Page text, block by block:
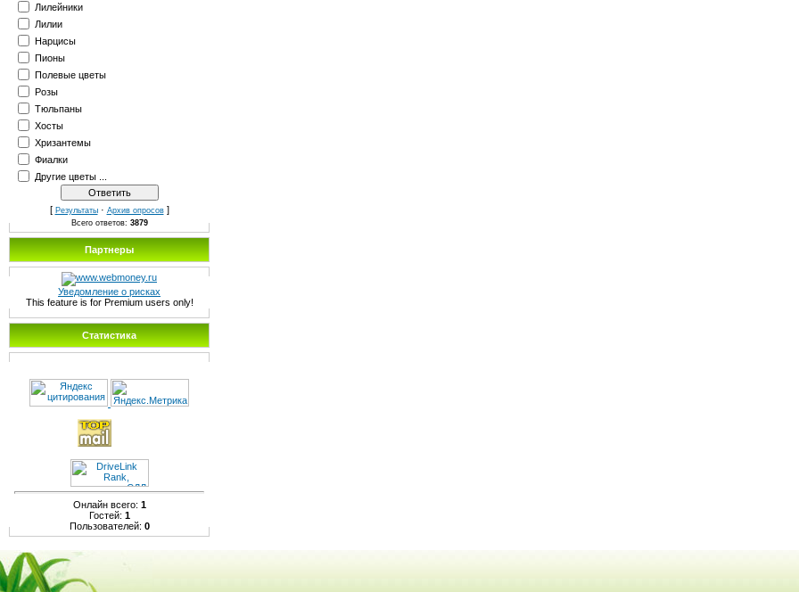
Лилейники
Лилии
Нарцисы
Пионы
Полевые цветы
Розы
Тюльпаны
Хосты
Хризантемы
Фиалки
Другие цветы ...
[ Результаты· Архив опросов]
Всего ответов: 3879
Партнеры
Уведомление о рисках
This feature is for Premium users only!
Статистика
Онлайн всего: 1
Гостей: 1
Пользователей: 0